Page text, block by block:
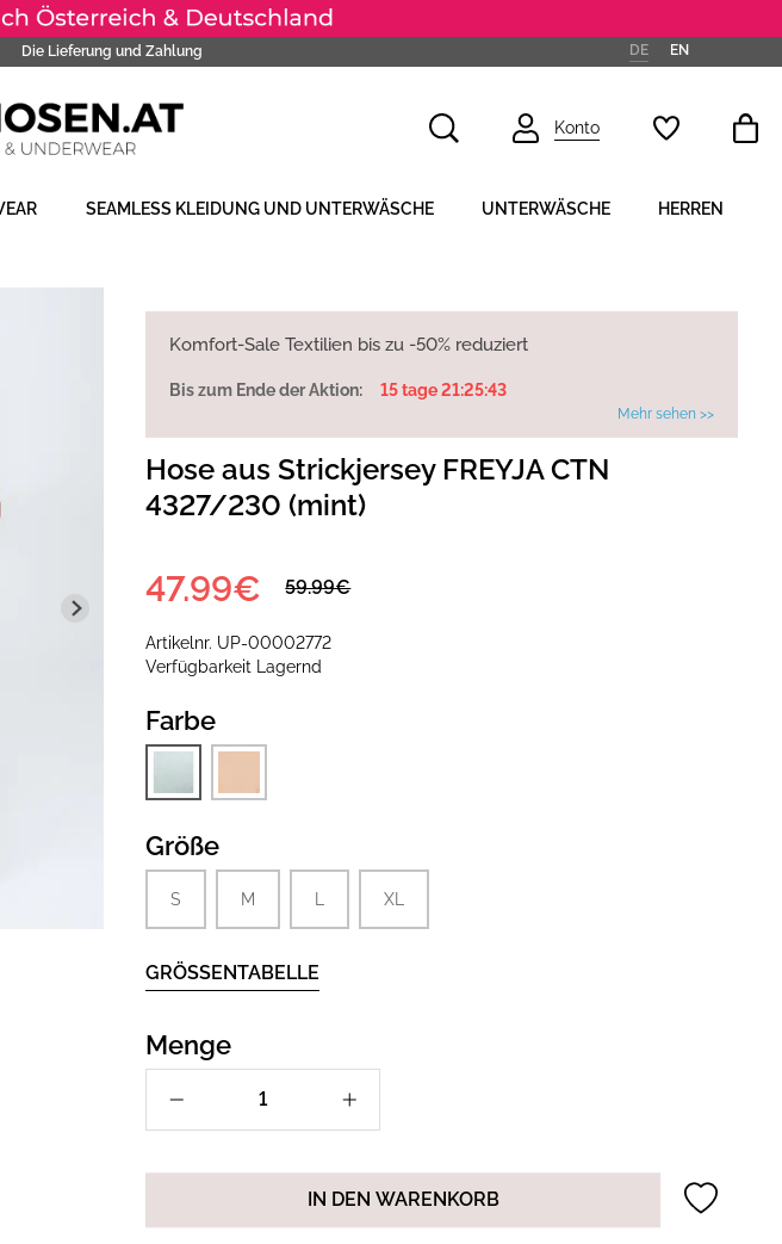
Die Lieferung und Zahlung DE EN
Konto
SEAMLESS KLEIDUNG UND UNTERWÄSCHE UNTERWÄSCHE HERREN
Komfort-Sale Textilien bis zu -50% reduziert
Bis zum Ende der Aktion: 15 tage 21:25:42
Mehr sehen >>
Hose aus Strickjersey FREYJA CTN
4327/230 (mint)
Artikelnr. UP-00002772
Verfügbarkeit
Lagernd
59.99€
47.99€
Farbe
Größe
S M XL
GRÖSSENTABELLE
Menge
IN DEN WARENKORB